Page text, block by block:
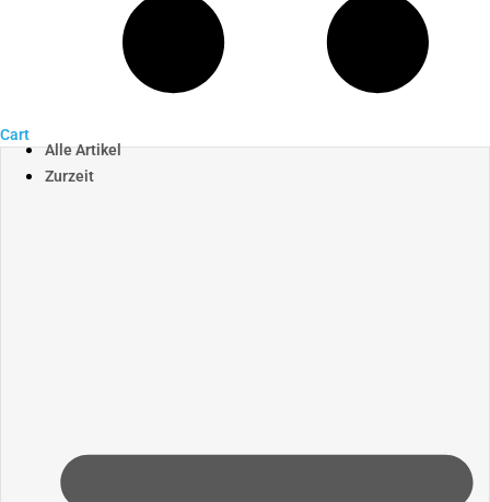
Cart
Alle Artikel
Zurzeit